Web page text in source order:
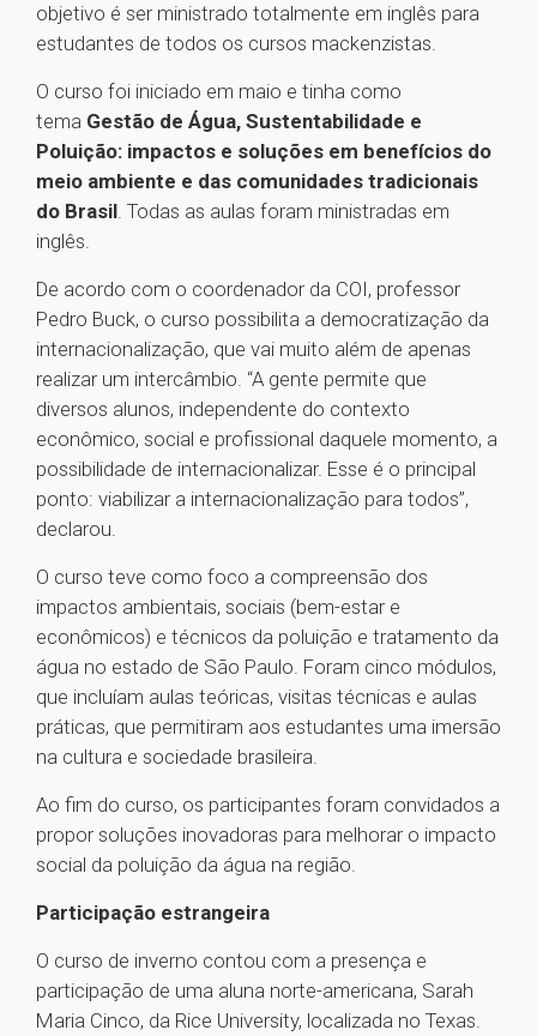
objetivo é ser ministrado totalmente em inglês para
estudantes de todos os cursos mackenzistas.
O curso foi iniciado em maio e tinha como
tema Gestão de Água, Sustentabilidade e
Poluição: impactos e soluções em benefícios do
meio ambiente e das comunidades tradicionais
do Brasil. Todas as aulas foram ministradas em
inglês.
De acordo com o coordenador da COI, professor
Pedro Buck, o curso possibilita a democratização da
internacionalização, que vai muito além de apenas
realizar um intercâmbio. “A gente permite que
diversos alunos, independente do contexto
econômico, social e profissional daquele momento, a
possibilidade de internacionalizar. Esse é o principal
ponto: viabilizar a internacionalização para todos”,
declarou.
O curso teve como foco a compreensão dos
impactos ambientais, sociais (bem-estar e
econômicos) e técnicos da poluição e tratamento da
água no estado de São Paulo. Foram cinco módulos,
que incluíam aulas teóricas, visitas técnicas e aulas
práticas, que permitiram aos estudantes uma imersão
na cultura e sociedade brasileira.
Ao fim do curso, os participantes foram convidados a
propor soluções inovadoras para melhorar o impacto
social da poluição da água na região.
Participação estrangeira
O curso de inverno contou com a presença e
participação de uma aluna norte-americana, Sarah
Maria Cinco, da Rice University, localizada no Texas.